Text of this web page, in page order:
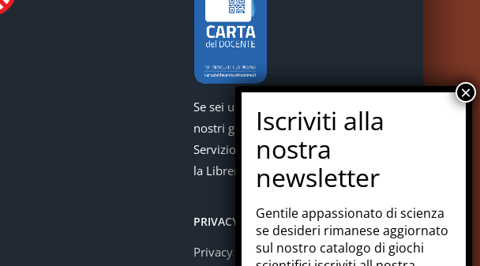
Se sei un docente puoi acquistare i
nostri giochi con la carta del docente.
Servizio offerto in collaborazione con
la Libreria Colosi di Messina.
PRIVACY
Privacy policy
Gentile appassionato di scienza
se desideri rimanese aggiornato
sul nostro catalogo di giochi